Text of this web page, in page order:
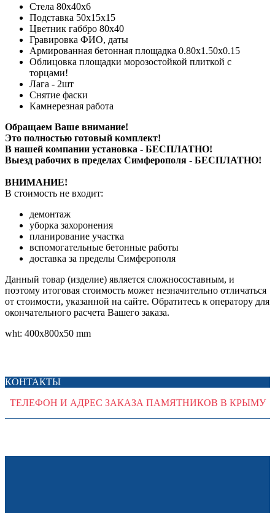
Стела 80х40х6
Подставка 50х15х15
Цветник габбро 80х40
Гравировка ФИО, даты
Армированная бетонная площадка 0.80х1.50х0.15
Облицовка площадки морозостойкой плиткой с
торцами!
Лага - 2шт
Снятие фаски
Камнерезная работа
Обращаем Ваше внимание!
Это полностью готовый комплект!
В нашей компании установка - БЕСПЛАТНО!
Выезд рабочих в пределах Симферополя - БЕСПЛАТНО!
ВНИМАНИЕ!
В стоимость не входит:
демонтаж
уборка захоронения
планирование участка
вспомогательные бетонные работы
доставка за пределы Симферополя
Данный товар (изделие) является сложносоставным, и
поэтому итоговая стоимость может незначительно отличаться
от стоимости, указанной на сайте. Обратитесь к оператору для
окончательного расчета Вашего заказа.
wht: 400x800x50 mm
КОНТАКТЫ
ТЕЛЕФОН И АДРЕС ЗАКАЗА ПАМЯТНИКОВ В КРЫМУ